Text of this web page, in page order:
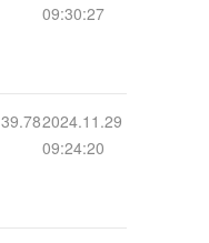
09:30:27
39.782024.11.29
09:24:20